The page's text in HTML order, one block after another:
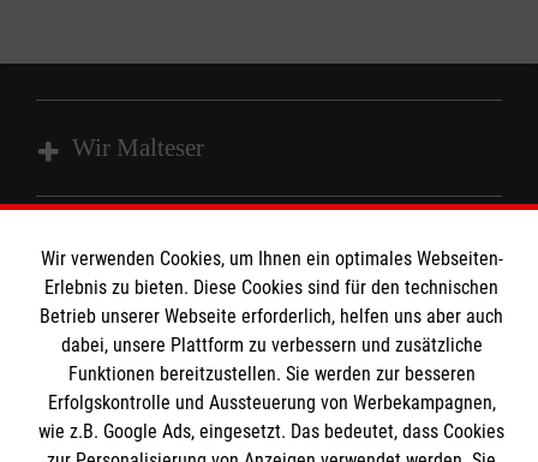
Wir Malteser
Das MBZ Westfalen
Spenden
Wir Malteser
Informationen
Downloads
Kontakt
Impressum
Malteser online
Wir verwenden Cookies, um Ihnen ein optimales Webseiten-
Erlebnis zu bieten. Diese Cookies sind für den technischen
Betrieb unserer Webseite erforderlich, helfen uns aber auch
dabei, unsere Plattform zu verbessern und zusätzliche
Funktionen bereitzustellen. Sie werden zur besseren
Erfolgskontrolle und Aussteuerung von Werbekampagnen,
wie z.B. Google Ads, eingesetzt. Das bedeutet, dass Cookies